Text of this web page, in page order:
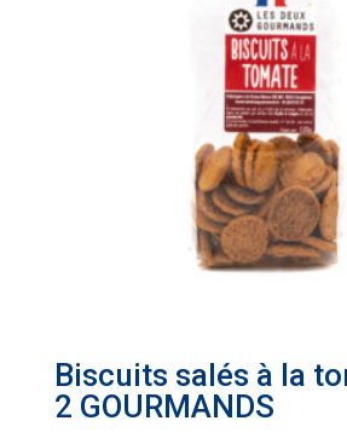
Biscuits salés à la
2 GOURMANDS